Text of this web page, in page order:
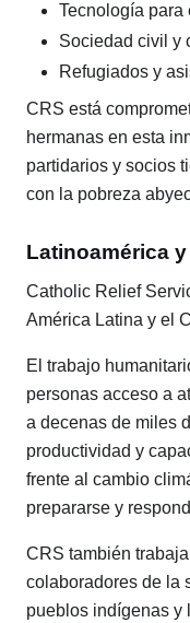
Tecnología para
Sociedad civil y
Refugiados y
CRS está
hermanas en esta
partidarios y socios
con la pobreza
Latinoamérica
Catholic Relief
América Latina y el
El trabajo
personas acceso a
a decenas de miles
productividad y
frente al cambio
prepararse y
CRS también
colaboradores de la
pueblos indígenas y